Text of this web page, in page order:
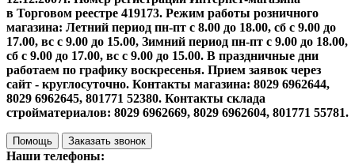
в Торговом реестре 419173. Режим работы розничного
магазина: Летний период пн-пт с 8.00 до 18.00, сб с 9.00 до
17.00, вс с 9.00 до 15.00, Зимний период пн-пт с 9.00 до 18.00,
сб с 9.00 до 17.00, вс с 9.00 до 15.00. В праздничные дни
работаем по графику воскресенья. Прием заявок через
сайт - круглосуточно. Контакты магазина: 8029 6962644,
8029 6962645, 801771 52380. Контакты склада
стройматериалов: 8029 6962669, 8029 6962604, 801771 55781.
Помощь Заказать звонок
Наши телефоны: